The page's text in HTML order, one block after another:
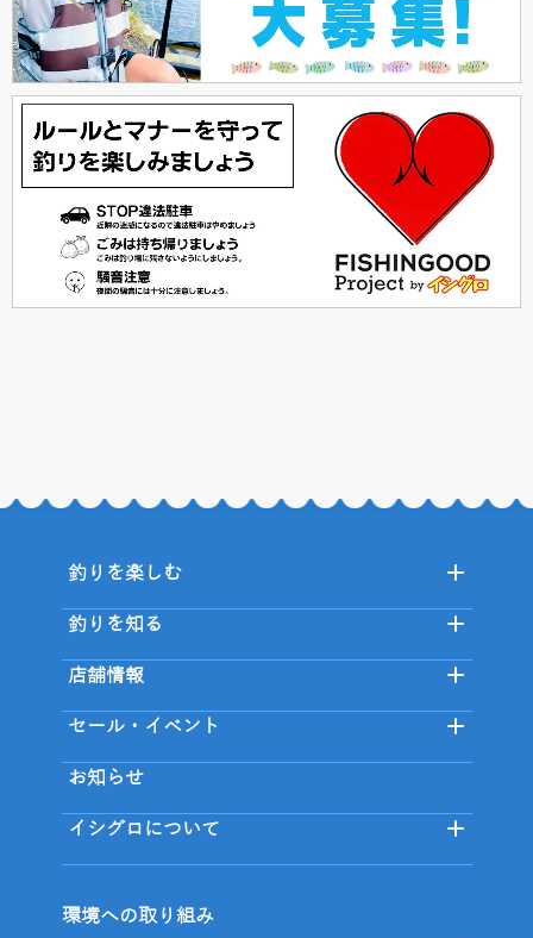
釣りを楽しむ
釣りを知る
店舗情報
セール・イベント
お知らせ
イシグロについて
環境への取り組み